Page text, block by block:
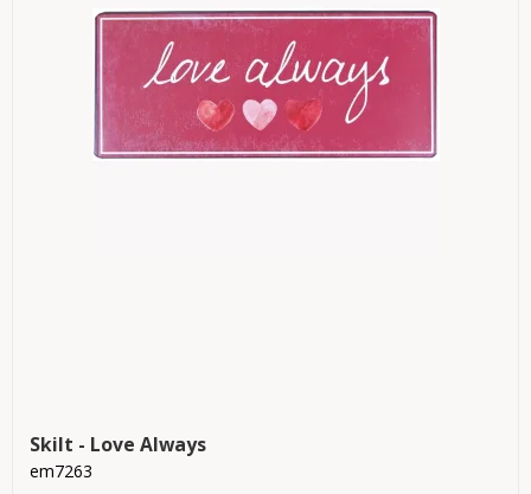
Skilt - Love Always
em7263